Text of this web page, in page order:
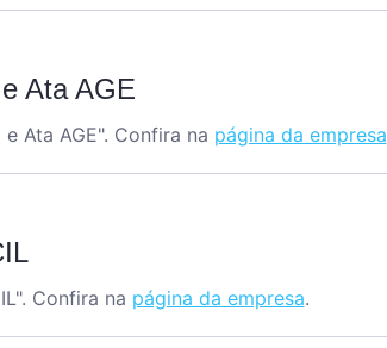
Ata AGE
Ata AGE". Confira na página da empresa
". Confira na página da empresa.